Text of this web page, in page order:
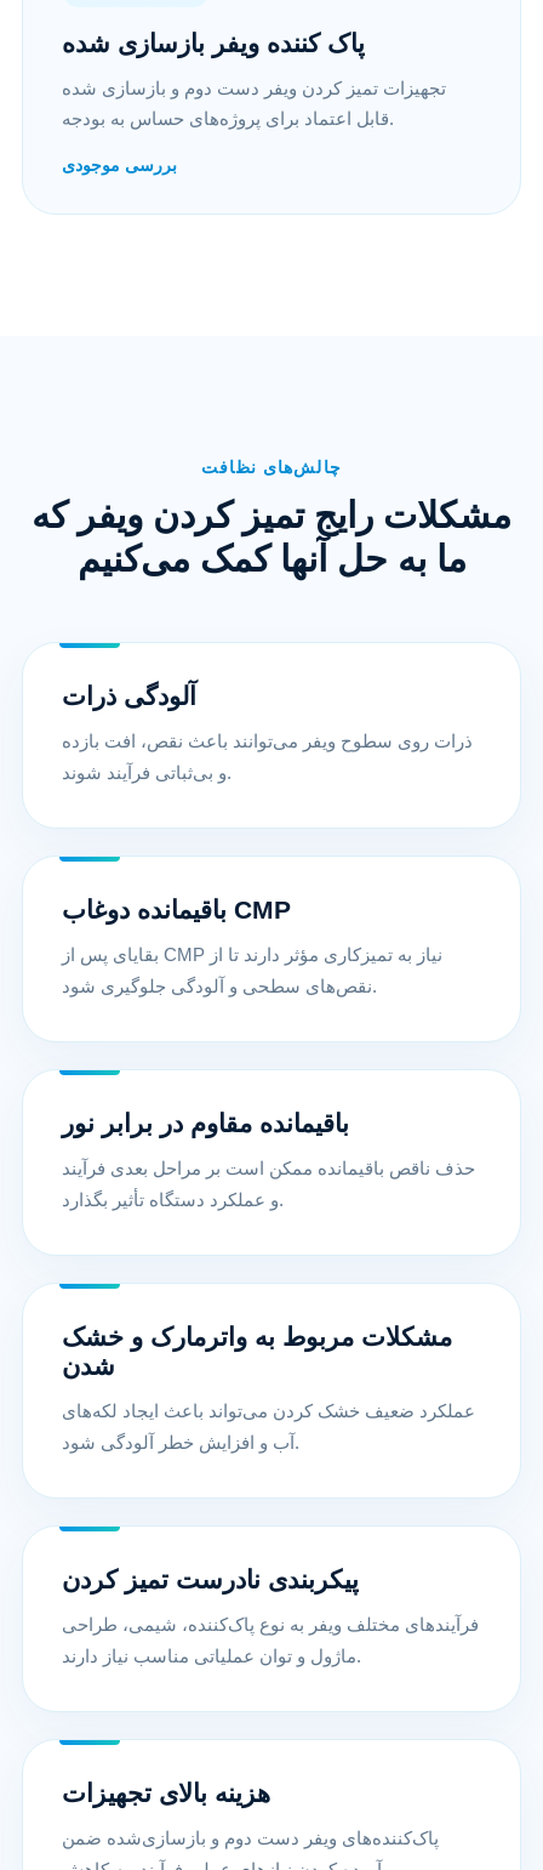
پاک کننده ویفر بازسازی شده
تجهیزات تمیز کردن ویفر دست دوم و بازسازی شده
قابل اعتماد برای پروژه‌های حساس به بودجه.
بررسی موجودی
چالش‌های نظافت
مشکلات رایج تمیز کردن ویفر که
ما به حل آنها کمک می‌کنیم
آلودگی ذرات
ذرات روی سطوح ویفر می‌توانند باعث نقص، افت بازده
و بی‌ثباتی فرآیند شوند.
باقیمانده دوغاب CMP
بقایای پس از CMP نیاز به تمیزکاری مؤثر دارند تا از
نقص‌های سطحی و آلودگی جلوگیری شود.
باقیمانده مقاوم در برابر نور
حذف ناقص باقیمانده ممکن است بر مراحل بعدی فرآیند
و عملکرد دستگاه تأثیر بگذارد.
مشکلات مربوط به واترمارک و خشک
شدن
عملکرد ضعیف خشک کردن می‌تواند باعث ایجاد لکه‌های
آب و افزایش خطر آلودگی شود.
پیکربندی نادرست تمیز کردن
فرآیندهای مختلف ویفر به نوع پاک‌کننده، شیمی، طراحی
ماژول و توان عملیاتی مناسب نیاز دارند.
هزینه بالای تجهیزات
پاک‌کننده‌های ویفر دست دوم و بازسازی‌شده ضمن